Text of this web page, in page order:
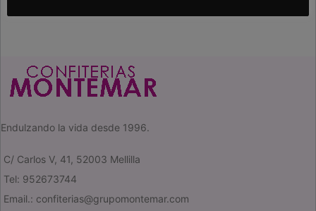
Endulzando la vida desde 1996.
C/ Carlos V, 41, 52003 Mellilla
Tel: 952673744
Email.: confiterias@grupomontemar.com